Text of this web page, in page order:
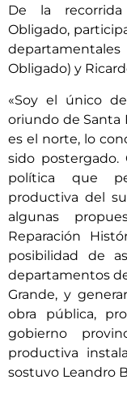
De la
Obligado,
Obligado) y
«Soy el único
oriundo de Santa
es el norte, lo
sido postergado.
política que
productiva del
algunas
Reparación
posibilidad de
departamentos
Grande, y
obra pública,
gobierno
productiva
sostuvo Leandro